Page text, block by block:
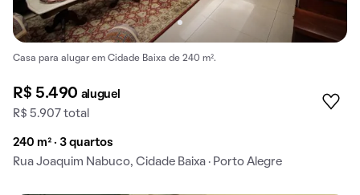
Casa para alugar em Cidade Baixa de 240 m².
R$ 5.490 aluguel
R$ 5.907 total
240 m² · 3 quartos
Rua Joaquim Nabuco, Cidade Baixa · Porto Alegre